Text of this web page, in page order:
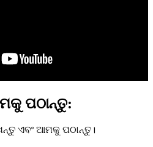
ପଠାନ୍ତୁ:
ଏବଂ ଆମକୁ ପଠାନ୍ତୁ।